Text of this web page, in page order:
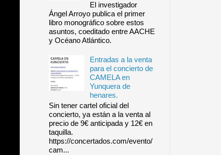
El investigador
Ángel Arroyo publica el primer
libro monográfico sobre estos
asuntos, coeditado entre AACHE
y Océano Atlántico.
Entradas a la venta
para el concierto de
CAMELA en
Yunquera de
henares.
Sin tener cartel oficial del
concierto, ya están a la venta al
precio de 9€ anticipada y 12€ en
taquilla.
https://concertados.com/evento/
cam...